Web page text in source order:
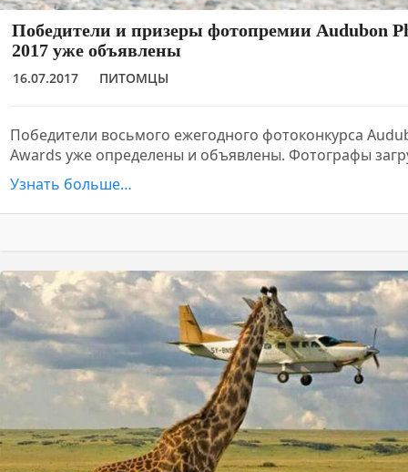
Победители и призеры фотопремии Audubon
2017 уже объявлены
16.07.2017 ПИТОМЦЫ
Победители восьмого ежегодного фотоконкурса
Awards уже определены и объявлены. Фотографы
Узнать больше…